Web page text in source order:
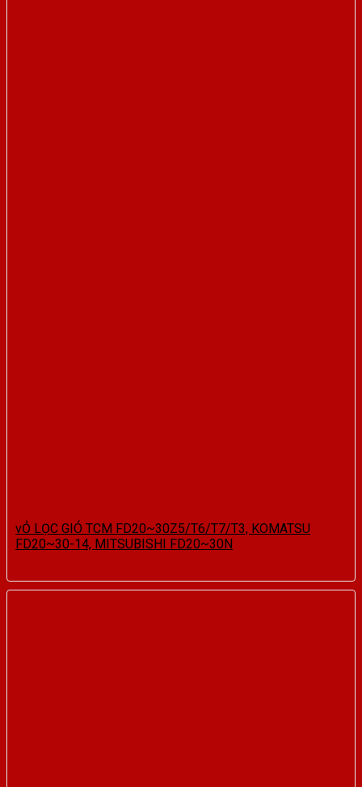
vỎ LỌC GIÓ TCM FD20~30Z5/T6/T7/T3, KOMATSU
FD20~30-14, MITSUBISHI FD20~30N